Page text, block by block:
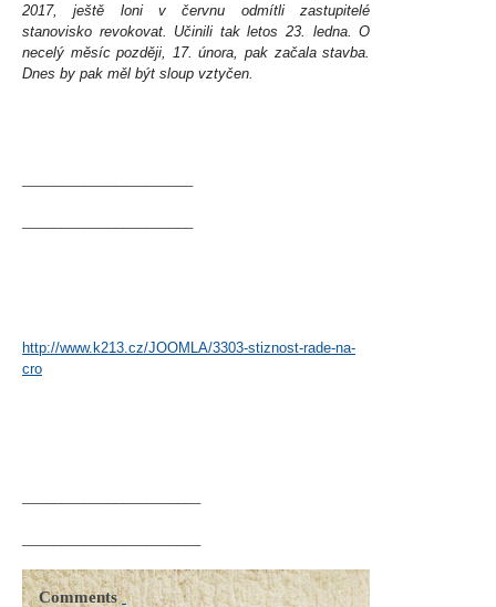
2017, ještě loni v červnu odmítli zastupitelé
stanovisko revokovat. Učinili tak letos 23. ledna. O
necelý měsíc později, 17. února, pak začala stavba.
Dnes by pak měl být sloup vztyčen.
http://www.k213.cz/JOOMLA/3303-stiznost-rade-na-
cro
Comments